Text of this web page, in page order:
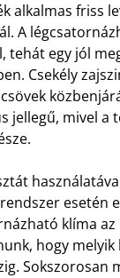
alkalmas friss
A
tehát egy jól
Csekély
jellegű, mivel a
esetén
klíma
hogy